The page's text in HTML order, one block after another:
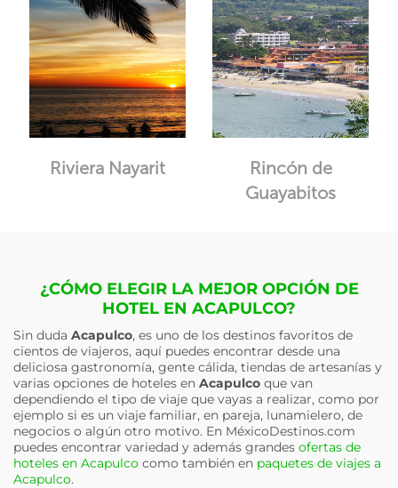
Riviera Nayarit
Rincón de
Guayabitos
¿CÓMO ELEGIR LA MEJOR OPCIÓN DE
HOTEL EN ACAPULCO?
Sin duda Acapulco, es uno de los destinos favoritos de
cientos de viajeros, aquí puedes encontrar desde una
deliciosa gastronomía, gente cálida, tiendas de artesanías y
varias opciones de hoteles en Acapulco que van
dependiendo el tipo de viaje que vayas a realizar, como por
ejemplo si es un viaje familiar, en pareja, lunamielero, de
negocios o algún otro motivo. En MéxicoDestinos.com
puedes encontrar variedad y además grandes ofertas de
hoteles en Acapulco como también en paquetes de viajes a
Acapulco.